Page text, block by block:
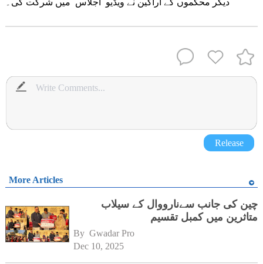
دیگر محکموں کے اراکین نے ویڈیو اجلاس میں شرکت کی۔
Release
More Articles
چین کی جانب سےنارووال کے سیلاب
متاثرین میں کمبل تقسیم
By Gwadar Pro
Dec 10, 2025